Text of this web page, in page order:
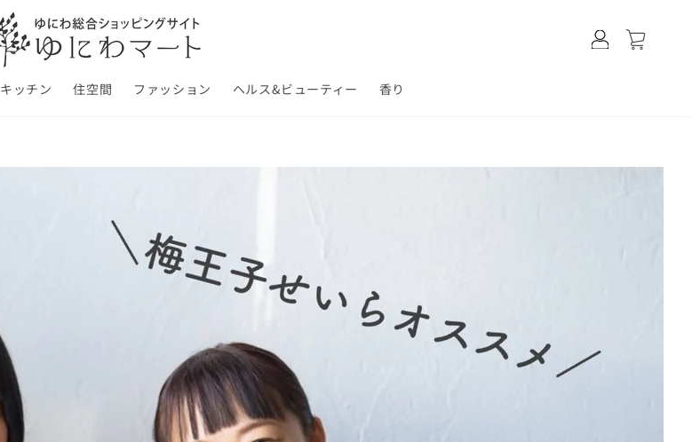
キッチン 住空間 ファッション ヘルス&ビューティー 香り
グ
イ
ー